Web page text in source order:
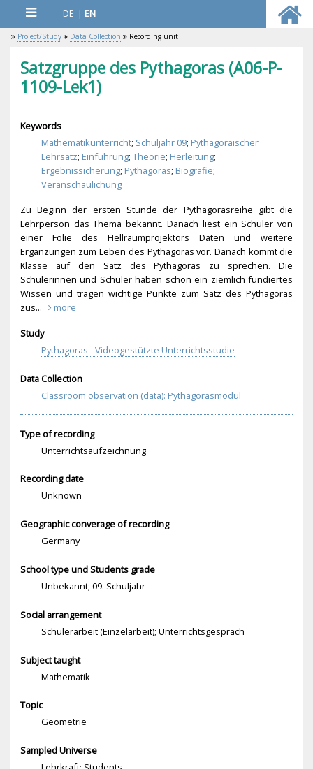
DE | EN
Project/Study Data Collection Recording unit
Satzgruppe des Pythagoras (A06-P-
1109-Lek1)
Keywords
Mathematikunterricht; Schuljahr 09; Pythagoräischer
Lehrsatz; Einführung; Theorie; Herleitung;
Ergebnissicherung; Pythagoras; Biografie;
Veranschaulichung
Zu Beginn der ersten Stunde der Pythagorasreihe gibt die
Lehrperson das Thema bekannt. Danach liest ein Schüler von
einer Folie des Hellraumprojektors Daten und weitere
Ergänzungen zum Leben des Pythagoras vor. Danach kommt die
Klasse auf den Satz des Pythagoras zu sprechen. Die
Schülerinnen und Schüler haben schon ein ziemlich fundiertes
Wissen und tragen wichtige Punkte zum Satz des Pythagoras
zus...
more
Study
Pythagoras - Videogestützte Unterrichtsstudie
Data Collection
Classroom observation (data): Pythagorasmodul
Type of recording
Unterrichtsaufzeichnung
Recording date
Unknown
Geographic converage of recording
Germany
School type und Students grade
Unbekannt; 09. Schuljahr
Social arrangement
Schülerarbeit (Einzelarbeit); Unterrichtsgespräch
Subject taught
Mathematik
Topic
Geometrie
Sampled Universe